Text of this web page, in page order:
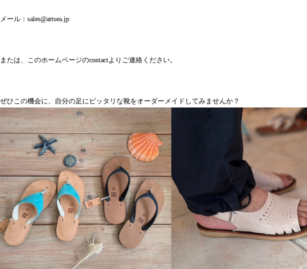
メール：sales@artsea.jp
または、このホームページのcontactよりご連絡ください。
ぜひこの機会に、自分の足にピッタリな靴をオーダーメイドしてみませんか？